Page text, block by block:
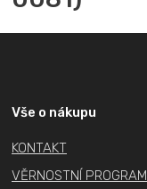
Vše o nákupu
KONTAKT
VĚRNOSTNÍ PROGRAM